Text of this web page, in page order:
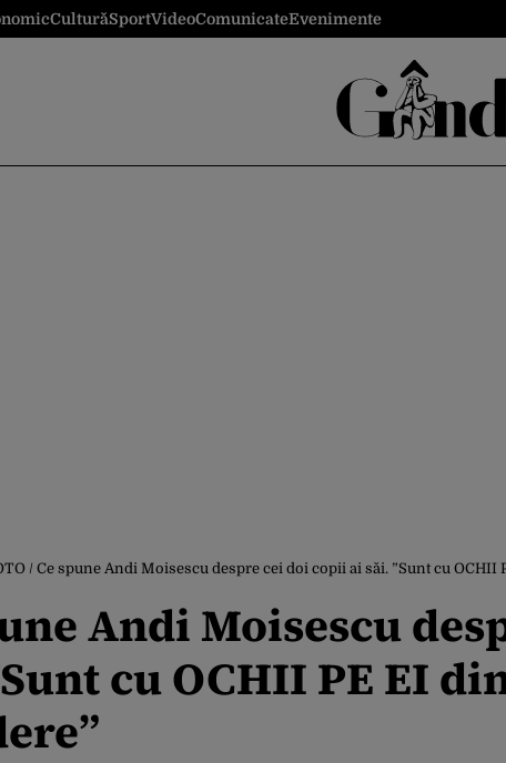
CulturăSportVideoComunicateEvenimente
/ Ce spune Andi Moisescu despre cei doi copii ai săi. ”Sunt cu OCHII
Andi Moisescu
cu OCHII PE EI